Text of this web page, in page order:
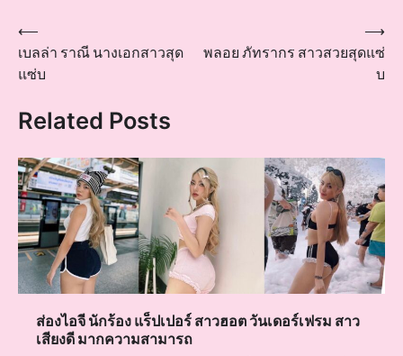
Post
navigation
⟵
เบลล่า ราณี นางเอกสาวสุด
แซ่บ
พลอย ภัทรากร สาวสวยสุดแซ่
บ
⟶
Related Posts
ส่องไอจี นักร้อง แร็ปเปอร์ สาวฮอต วันเดอร์เฟรม สาว
เสียงดี มากความสามารถ